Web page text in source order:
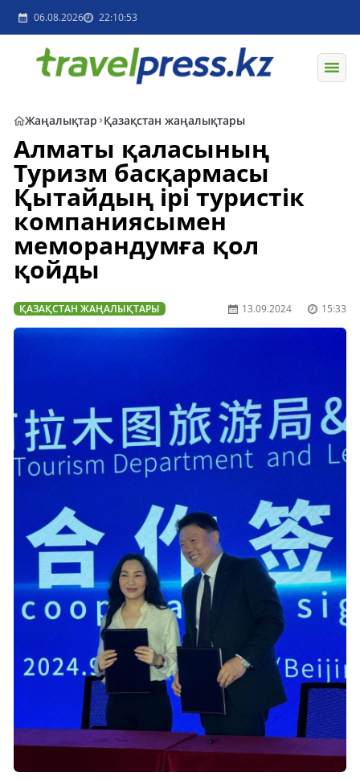
06.08.2026 22:10:53
Жаңалықтар Қазақстан жаңалықтары
Алматы қаласының
Туризм басқармасы
Қытайдың ірі туристік
компаниясымен
меморандумға қол
қойды
ҚАЗАҚСТАН ЖАҢАЛЫҚТАРЫ 13.09.2024 15:33